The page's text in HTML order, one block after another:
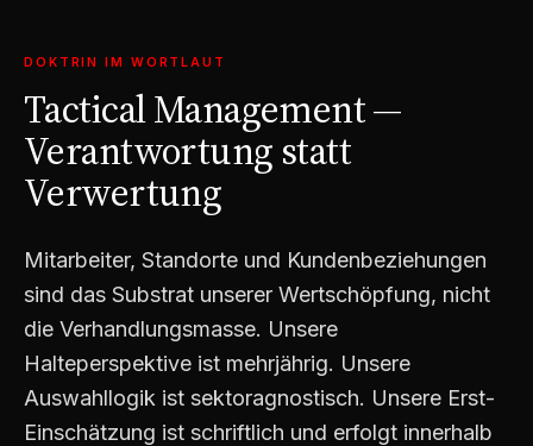
DOKTRIN IM WORTLAUT
Tactical Management —
Verantwortung statt
Verwertung
Mitarbeiter, Standorte und Kundenbeziehungen
sind das Substrat unserer Wertschöpfung, nicht
die Verhandlungsmasse. Unsere
Halteperspektive ist mehrjährig. Unsere
Auswahl­logik ist sektoragnostisch. Unsere Erst-
Einschätzung ist schriftlich und erfolgt innerhalb